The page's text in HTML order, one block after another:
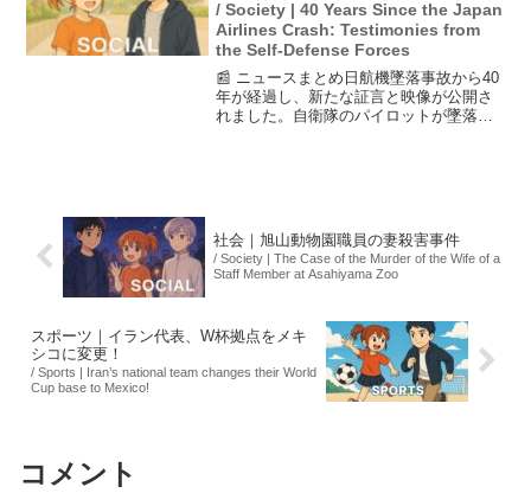
/ Society | 40 Years Since the Japan
Airlines Crash: Testimonies from
the Self-Defense Forces
📰 ニュースまとめ日航機墜落事故から40
年が経過し、新たな証言と映像が公開さ
れました。自衛隊のパイロットが墜落直
社会｜旭山動物園職員の妻殺害事件
/ Society | The Case of the Murder of the Wife of a
Staff Member at Asahiyama Zoo
スポーツ｜イラン代表、W杯拠点をメキ
シコに変更！
/ Sports | Iran’s national team changes their World
Cup base to Mexico!
コメント